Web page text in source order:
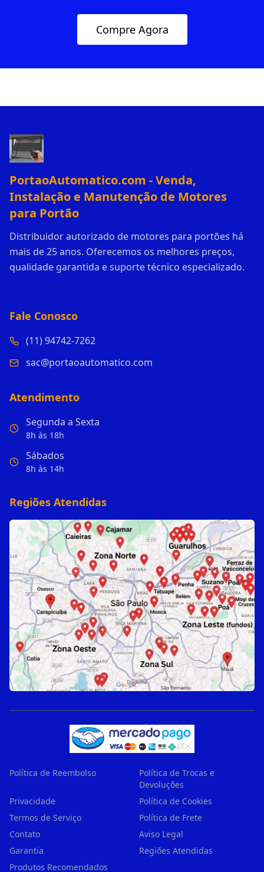
Compre Agora
PortaoAutomatico.com - Venda,
Instalação e Manutenção de Motores
para Portão
Distribuidor autorizado de motores para portões há
mais de 25 anos. Oferecemos os melhores preços,
qualidade garantida e suporte técnico especializado.
Fale Conosco
(11) 94742-7262
sac@portaoautomatico.com
Atendimento
Segunda a Sexta
8h às 18h
Sábados
8h às 14h
Regiões Atendidas
Política de Reembolso
Política de Trocas e
Devoluções
Privacidade
Política de Cookies
Termos de Serviço
Política de Frete
Contato
Aviso Legal
Garantia
Regiões Atendidas
Produtos Recomendados